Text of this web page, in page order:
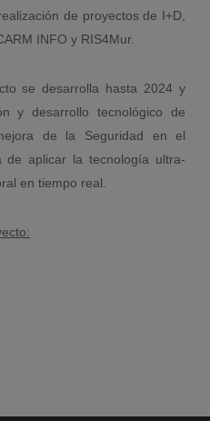
de proyectos de I+D,
INFO y RIS4Mur.
se desarrolla hasta 2024 y
y desarrollo tecnológico de
de la Seguridad en el
aplicar la tecnología ultra-
en tiempo real.